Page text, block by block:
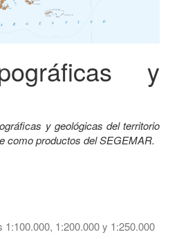
y
y geológicas del territorio
como productos del SEGEMAR.
1:200.000 y 1:250.000